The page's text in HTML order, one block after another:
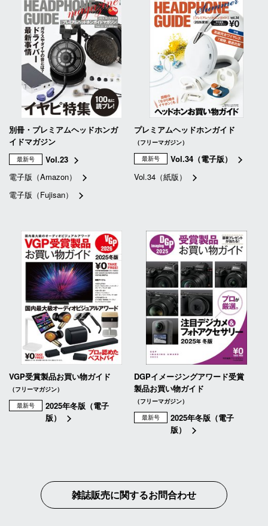
別冊・プレミアムヘッドホンガ
イドマガジン
最新号
Vol.23
電子版（Amazon）
電子版（Fujisan）
プレミアムヘッドホンガイド
（フリーマガジン）
最新号
Vol.34（電子版）
Vol.34（紙版）
VGP受賞製品お買い物ガイド
（フリーマガジン）
最新号
2025年冬版（電子
版）
DGPイメージングアワード受賞
製品お買い物ガイド
（フリーマガジン）
最新号
2025年冬版（電子
版）
雑誌販売に関するお問合わせ